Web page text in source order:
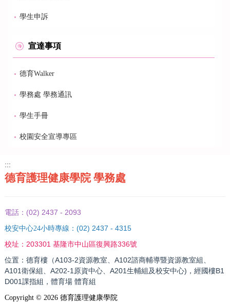
學生申訴
宣達事項
德育Walker
學務處 學務通訊
學生手冊
校園安全宣導專區
:::
德育護理健康學院 學務處
電話： (02) 2437 - 2093
校安中心24小時專線： (02) 2437 - 4315
校址： 203301 基隆市中山區復興路336號
位置：德育樓（A103-2資源教室、A102諮商輔導暨資源教室組、
A101衛保組、A202-1原資中心、A201生輔組及校安中心)，經國樓B1
D001課指組，體育場 體育組
Copyright © 2026德育護理健康學院